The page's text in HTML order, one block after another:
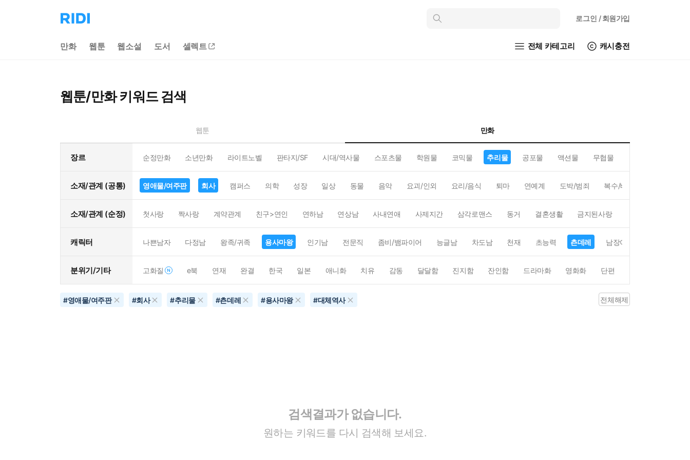
리
디
으
인
로그인 / 회원가입
만화 웹툰 웹소설 도서 셀렉트 전체 카테고리 캐시충전
웹툰/만화 키워드 검색
웹툰 만화
장르 순정만화 소년만화 라이트노벨 판타지/SF 시대/역사물 스포츠물 학원물 코믹물 추리물 공포물 액션물 무협물
소재/관계 (공통) 영애물/여주판 회사 캠퍼스 의학 성장 일상 동물 음악 요괴/인외 요리/음식 퇴마 연예계 도박/범죄 복수/배신
소재/관계 (순정) 첫사랑 짝사랑 계약관계 친구>연인 연하남 연상남 사내연애 사제지간 삼각로맨스 동거 결혼생활 금지된사랑
캐릭터 나쁜남자 다정남 왕족/귀족 용사마왕 인기남 전문직 좀비/뱀파이어 능글남 차도남 천재 초능력 츤데레 남장여자
분위기/기타 고화질 e북 연재 완결 한국 일본 애니화 치유 감동 달달함 진지함 잔인함 드라마화 영화화 단편
#영애물/여주판 #회사 #추리물 #츤데레 #용사마왕 #대체역사 전체해제
검색결과가 없습니다.
원하는 키워드를 다시 검색해 보세요.